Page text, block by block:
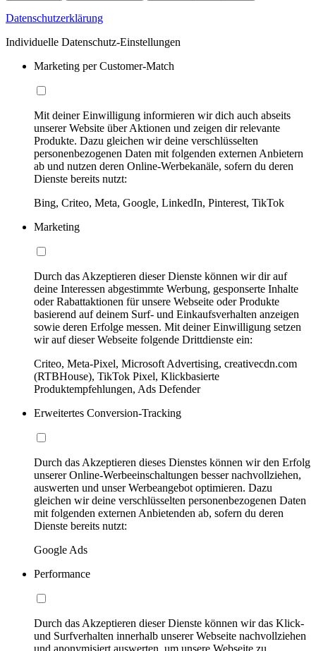
Datenschutzerklärung
Individuelle Datenschutz-Einstellungen
Marketing per Customer-Match
Mit deiner Einwilligung informieren wir dich auch abseits
unserer Website über Aktionen und zeigen dir relevante
Produkte. Dazu gleichen wir deine verschlüsselten
personenbezogenen Daten mit folgenden externen Anbietern
ab und nutzen deren Online-Werbekanäle, sofern du deren
Dienste bereits nutzt:
Bing, Criteo, Meta, Google, LinkedIn, Pinterest, TikTok
Marketing
Durch das Akzeptieren dieser Dienste können wir dir auf
deine Interessen abgestimmte Werbung, gesponserte Inhalte
oder Rabattaktionen für unsere Webseite oder Produkte
basierend auf deinem Surf- und Einkaufsverhalten anzeigen
sowie deren Erfolge messen. Mit deiner Einwilligung setzen
wir auf dieser Webseite folgende Drittdienste ein:
Criteo, Meta-Pixel, Microsoft Advertising, creativecdn.com
(RTBHouse), TikTok Pixel, Klickbasierte
Produktempfehlungen, Ads Defender
Erweitertes Conversion-Tracking
Durch das Akzeptieren dieses Dienstes können wir den Erfolg
unserer Online-Werbeeinschaltungen besser nachvollziehen,
auswerten und unser Werbeangebot optimieren. Dazu
gleichen wir deine verschlüsselten personenbezogenen Daten
mit folgenden externen Anbietenden ab, sofern du deren
Dienste bereits nutzt:
Google Ads
Performance
Durch das Akzeptieren dieser Dienste können wir das Klick-
und Surfverhalten innerhalb unserer Webseite nachvollziehen